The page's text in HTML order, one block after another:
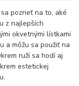
pozrieť na to, aké
z najlepších
okvetnými lístkami
a môžu sa použiť na
ruží sa hodí aj
estetickej